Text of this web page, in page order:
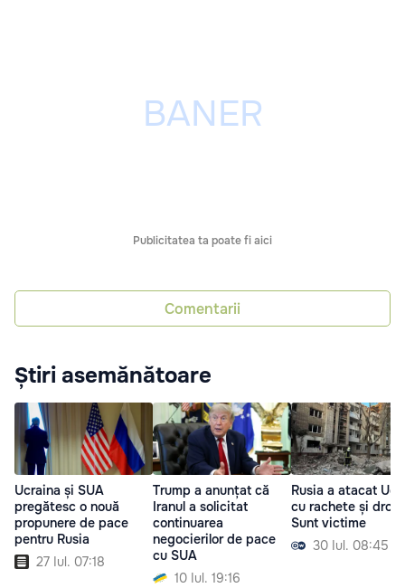
Publicitatea ta poate fi aici
Comentarii
Știri asemănătoare
Ucraina și SUA
pregătesc o nouă
propunere de pace
pentru Rusia
27 Iul. 07:18
Trump a anunțat că
Iranul a solicitat
continuarea
negocierilor de pace
cu SUA
10 Iul. 19:16
Rusia a atacat
cu rachete și
Sunt victime
30 Iul. 08:45